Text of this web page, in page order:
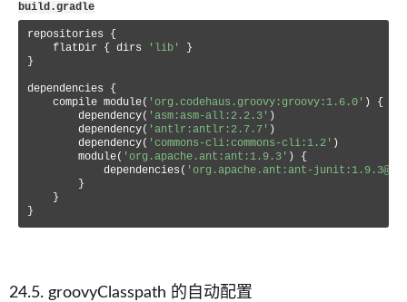
build.gradle
repositories {
    flatDir { dirs
'lib'
}
}
dependencies {
    compile module(
'org.codehaus.groovy:groovy:1.6.0' ) {
        dependency(
'asm:asm-all:2.2.3' )
        dependency(
'antlr:antlr:2.7.7' )
        dependency(
'commons-cli:commons-cli:1.2' )
        module(
'org.apache.ant:ant:1.9.3' ) {
            dependencies(
'org.apache.ant:ant-
        }
    }
}
24.5. groovyClasspath 的自动配置